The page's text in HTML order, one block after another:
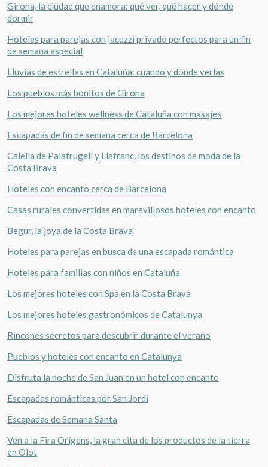
Girona, la ciudad que enamora: qué ver, qué hacer y dónde
dormir
Hoteles para parejas con jacuzzi privado perfectos para un fin
de semana especial
Lluvias de estrellas en Cataluña: cuándo y dónde verlas
Los pueblos más bonitos de Girona
Los mejores hoteles wellness de Cataluña con masajes
Escapadas de fin de semana cerca de Barcelona
Calella de Palafrugell y Llafranc, los destinos de moda de la
Costa Brava
Hoteles con encanto cerca de Barcelona
Casas rurales convertidas en maravillosos hoteles con encanto
Begur, la joya de la Costa Brava
Hoteles para parejas en busca de una escapada romántica
Hoteles para familias con niños en Cataluña
Los mejores hoteles con Spa en la Costa Brava
Los mejores hoteles gastronómicos de Catalunya
Rincones secretos para descubrir durante el verano
Pueblos y hoteles con encanto en Catalunya
Disfruta la noche de San Juan en un hotel con encanto
Escapadas románticas por San Jordi
Escapadas de Semana Santa
Ven a la Fira Orígens, la gran cita de los productos de la tierra
en Olot